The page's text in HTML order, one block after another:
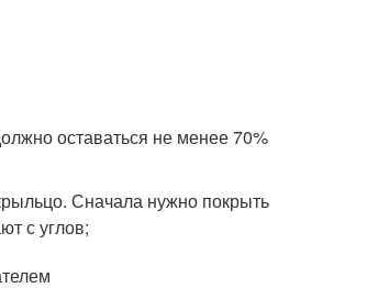
оставаться не менее 70%
Сначала нужно покрыть
с углов;